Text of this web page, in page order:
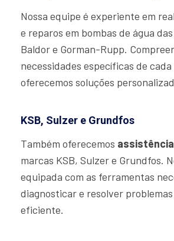
Nossa equipe é experiente em
e reparos em bombas de água
Baldor e Gorman-Rupp.
necessidades específicas de cada
oferecemos soluções
KSB, Sulzer e Grundfos
Também oferecemos
marcas KSB, Sulzer e Grundfos.
equipada com as ferramentas
diagnosticar e resolver
eficiente.